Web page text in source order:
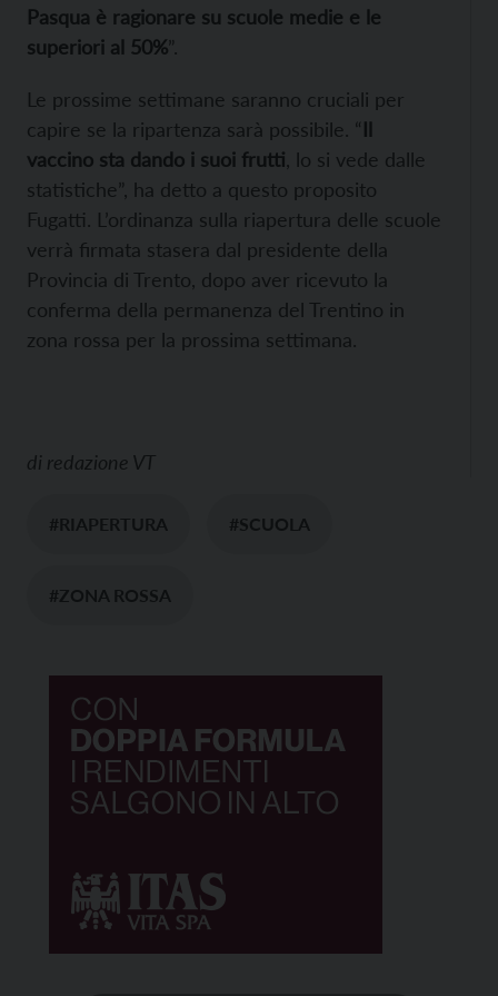
Pasqua è ragionare su scuole medie e le
superiori al 50%”.
Le prossime settimane saranno cruciali per
capire se la ripartenza sarà possibile. “Il
vaccino sta dando i suoi frutti , lo si vede dalle
statistiche”, ha detto a questo proposito
Fugatti. L’ordinanza sulla riapertura delle scuole
verrà firmata stasera dal presidente della
Provincia di Trento, dopo aver ricevuto la
conferma della permanenza del Trentino in
zona rossa per la prossima settimana.
di redazione VT
#RIAPERTURA #SCUOLA
#ZONA ROSSA